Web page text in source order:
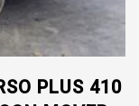
PLUS 410